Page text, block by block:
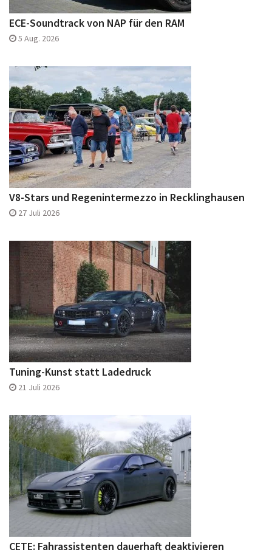
ECE-Soundtrack von NAP für den RAM
5 Aug. 2026
V8-Stars und Regenintermezzo in Recklinghausen
27 Juli 2026
Tuning-Kunst statt Ladedruck
21 Juli 2026
CETE: Fahrassistenten dauerhaft deaktivieren